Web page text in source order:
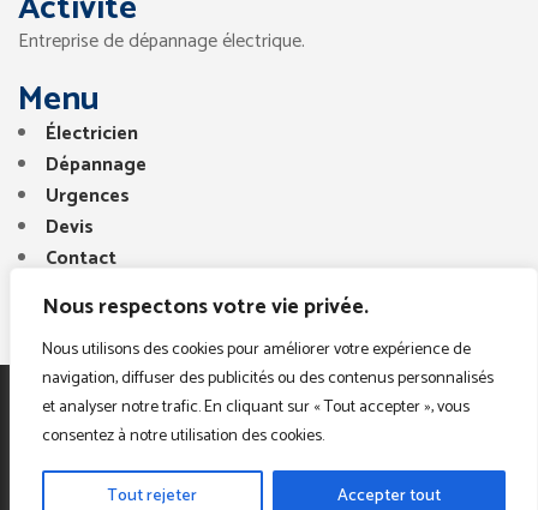
Nous respectons votre vie privée.
Nous utilisons des cookies pour améliorer votre expérience de
navigation, diffuser des publicités ou des contenus personnalisés
et analyser notre trafic. En cliquant sur « Tout accepter », vous
consentez à notre utilisation des cookies.
Tout rejeter Accepter tout
Entreprise de dépannage électrique.
Menu
Électricien
Dépannage
Urgences
Devis
Contact
Copyright © 2025. Tous droits réservés. Electricien
Paris Region
Mention Légales
Poltique De Protrction